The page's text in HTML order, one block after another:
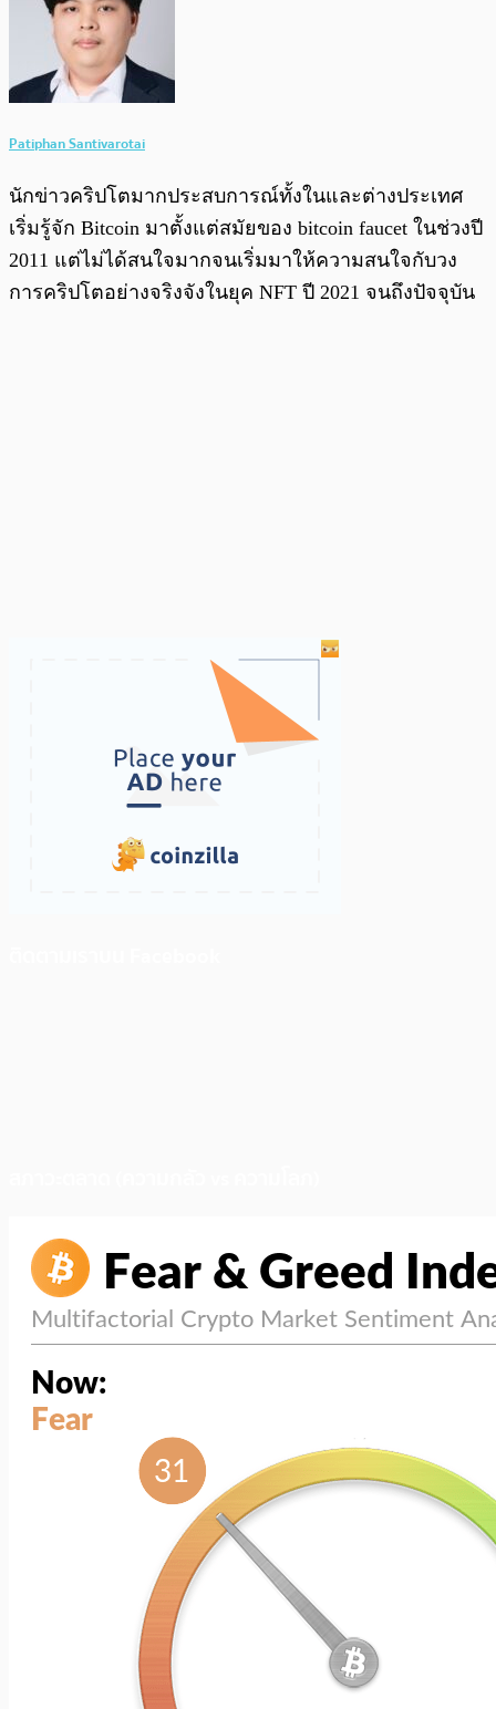
Patiphan Santivarotai
นักข่าวคริปโตมากประสบการณ์ทั้งในและต่างประเทศ
เริ่มรู้จัก Bitcoin มาตั้งแต่สมัยของ bitcoin faucet ในช่วงปี
2011 แต่ไม่ได้สนใจมากจนเริ่มมาให้ความสนใจกับวง
การคริปโตอย่างจริงจังในยุค NFT ปี 2021 จนถึงปัจจุบัน